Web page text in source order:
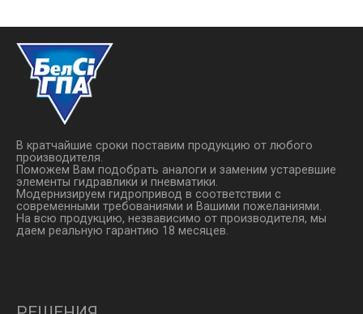
В кратчайшие сроки поставим продукцию от любого
производителя.
Поможем Вам подобрать аналоги и заменим устаревшие
элементы гидравлики и пневматики.
Модернизируем гидропривод в соответствии с
современными требованиями и Вашими пожеланиями.
На всю продукцию, незвависимо от производителя, мы
даем реальную гарантию 18 месяцев.